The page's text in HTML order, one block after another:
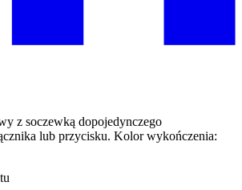
z soczewką dopojedynczego
lub przycisku. Kolor wykończenia: